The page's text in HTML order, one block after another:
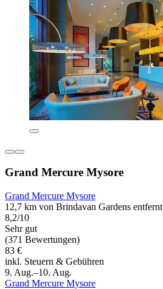
Grand Mercure Mysore
Grand Mercure Mysore
12,7 km von Brindavan Gardens entfernt
8,2/10
Sehr gut
(371 Bewertungen)
83 €
inkl. Steuern & Gebühren
9. Aug.–10. Aug.
Grand Mercure Mysore